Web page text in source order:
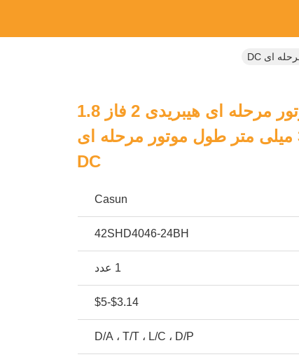
NEMA 17 موتور مرحله ای هیبریدی 2 فاز 1.8
درجه 12 ولت 34 میلی متر طول موتور مرحله ای
DC
Casun
42SHD4046-24BH
1 عدد
$3.14-$5
D/A ، T/T ، L/C ، D/P